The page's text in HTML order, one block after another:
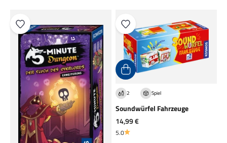
2 Spiel
Soundwürfel Fahrzeuge
Angebot
14,99 €
5.0